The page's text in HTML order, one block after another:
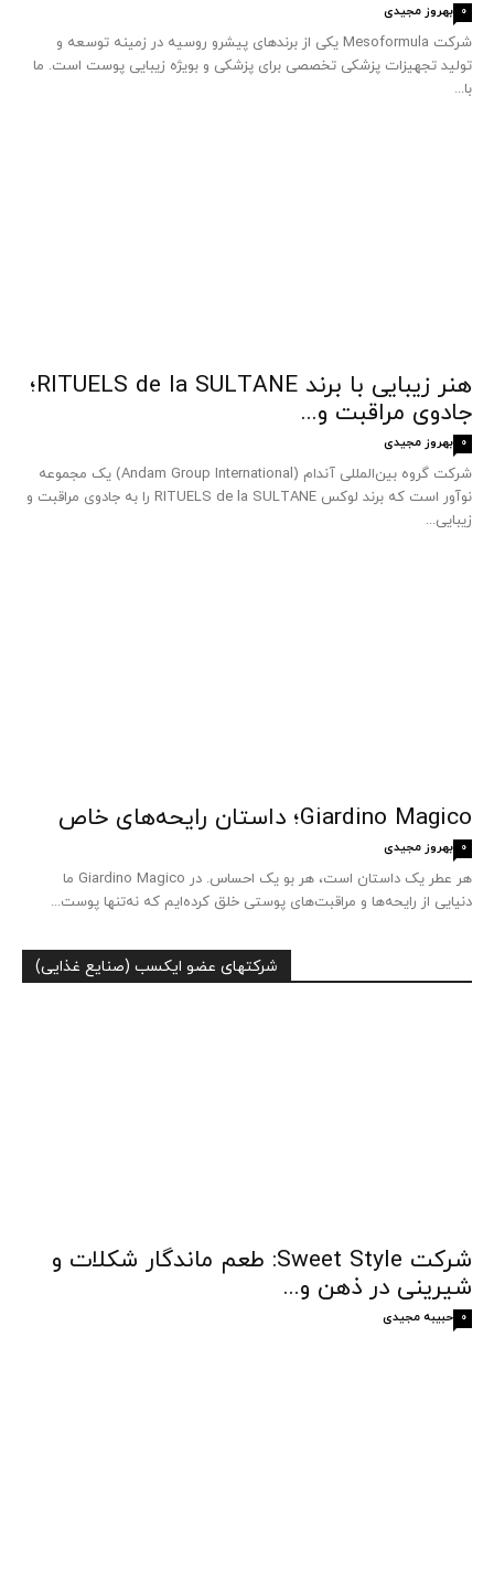
بهروز مجیدی 0
شرکت Mesoformula یکی از برندهای پیشرو روسیه در زمینه توسعه و
تولید تجهیزات پزشکی تخصصی برای پزشکی و بویژه زیبایی پوست است. ما
با...
هنر زیبایی با برند RITUELS de la SULTANE؛
جادوی مراقبت و...
بهروز مجیدی 0
شرکت گروه بین‌المللی آندام (Andam Group International) یک مجموعه
نوآور است که برند لوکس RITUELS de la SULTANE را به جادوی مراقبت و
زیبایی...
Giardino Magico؛ داستان رایحه‌های خاص
بهروز مجیدی 0
هر عطر یک داستان است، هر بو یک احساس. در Giardino Magico ما
دنیایی از رایحه‌ها و مراقبت‌های پوستی خلق کرده‌ایم که نه‌تنها پوست...
شرکتهای عضو ایکسب (صنایع غذایی)
شرکت Sweet Style: طعم ماندگار شکلات و
شیرینی در ذهن و...
حبیبه مجیدی 0